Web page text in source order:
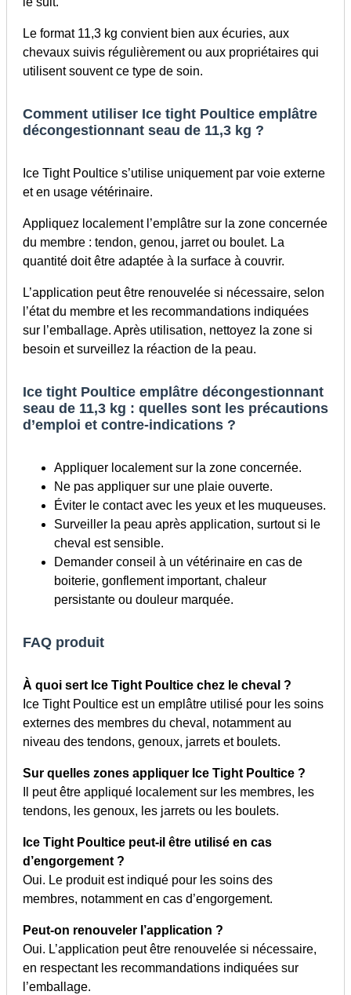
Le format 11,3 kg convient bien aux écuries, aux
chevaux suivis régulièrement ou aux propriétaires qui
utilisent souvent ce type de soin.
Comment utiliser Ice tight Poultice emplâtre
décongestionnant seau de 11,3 kg ?
Ice Tight Poultice s’utilise uniquement par voie externe
et en usage vétérinaire.
Appliquez localement l’emplâtre sur la zone concernée
du membre : tendon, genou, jarret ou boulet. La
quantité doit être adaptée à la surface à couvrir.
L’application peut être renouvelée si nécessaire, selon
l’état du membre et les recommandations indiquées
sur l’emballage. Après utilisation, nettoyez la zone si
besoin et surveillez la réaction de la peau.
Ice tight Poultice emplâtre décongestionnant
seau de 11,3 kg : quelles sont les précautions
d’emploi et contre-indications ?
Appliquer localement sur la zone concernée.
Ne pas appliquer sur une plaie ouverte.
Éviter le contact avec les yeux et les muqueuses.
Surveiller la peau après application, surtout si le
cheval est sensible.
Demander conseil à un vétérinaire en cas de
boiterie, gonflement important, chaleur
persistante ou douleur marquée.
FAQ produit
À quoi sert Ice Tight Poultice chez le cheval ?
Ice Tight Poultice est un emplâtre utilisé pour les soins
externes des membres du cheval, notamment au
niveau des tendons, genoux, jarrets et boulets.
Sur quelles zones appliquer Ice Tight Poultice ?
Il peut être appliqué localement sur les membres, les
tendons, les genoux, les jarrets ou les boulets.
Ice Tight Poultice peut-il être utilisé en cas
d’engorgement ?
Oui. Le produit est indiqué pour les soins des
membres, notamment en cas d’engorgement.
Peut-on renouveler l’application ?
Oui. L’application peut être renouvelée si nécessaire,
en respectant les recommandations indiquées sur
l’emballage.